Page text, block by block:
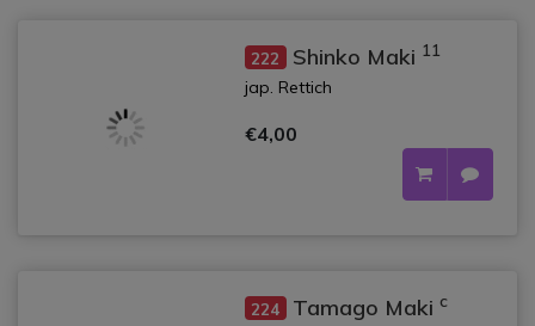
222 Shinko Maki 11
jap. Rettich
€4,00
224 Tamago Maki c